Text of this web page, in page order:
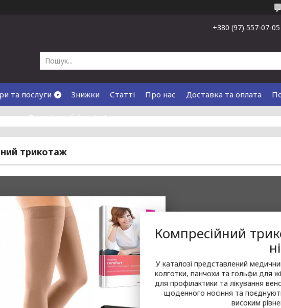
+380 (97) 557-07-05
та послуги Знижки Статті Про нас Доставка та оплата
Договір публічної оферти
трикотаж
Компресійний
У каталозі представлений
колготки, панчохи та гольфи для
для профілактики та лікування
щоденного носіння та
високим